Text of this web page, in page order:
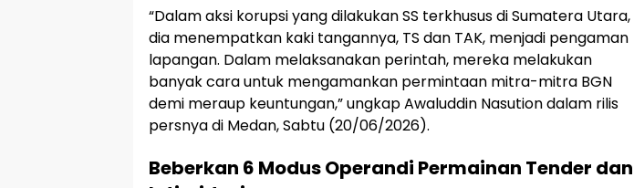
“Dalam aksi korupsi yang dilakukan SS terkhusus di Sumatera Utara,
dia menempatkan kaki tangannya, TS dan TAK, menjadi pengaman
lapangan. Dalam melaksanakan perintah, mereka melakukan
banyak cara untuk mengamankan permintaan mitra-mitra BGN
demi meraup keuntungan,” ungkap Awaluddin Nasution dalam rilis
persnya di Medan, Sabtu (20/06/2026).
Beberkan 6 Modus Operandi Permainan Tender dan